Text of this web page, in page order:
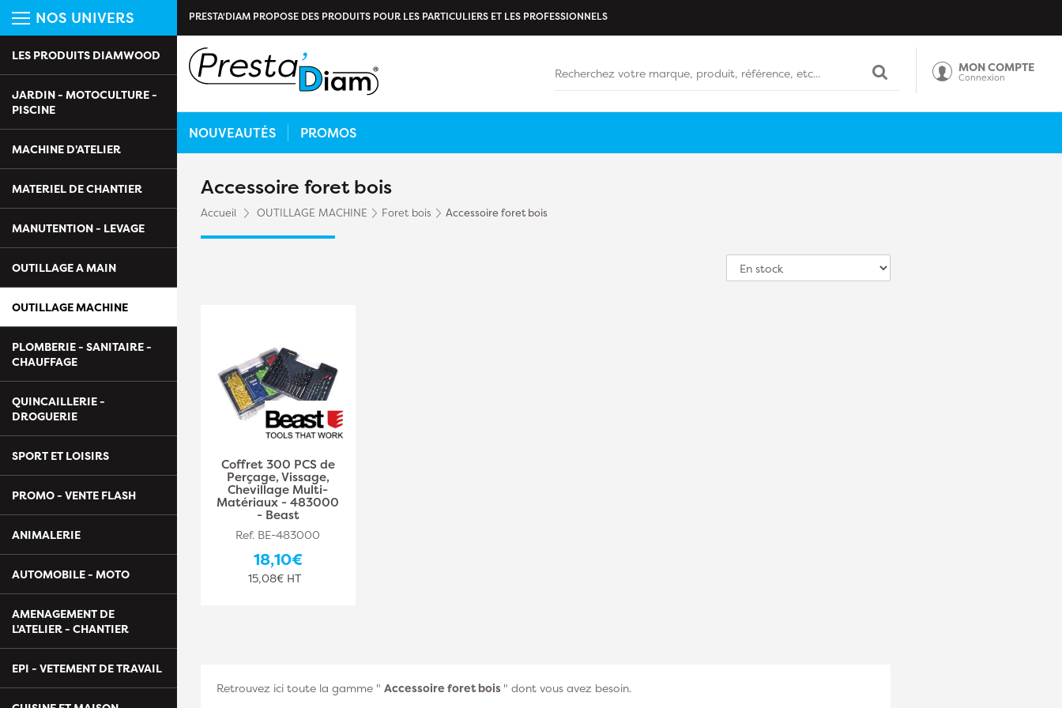
NOS UNIVERS
LES PRODUITS DIAMWOOD
JARDIN - MOTOCULTURE -
PISCINE
MACHINE D'ATELIER
MATERIEL DE CHANTIER
MANUTENTION - LEVAGE
OUTILLAGE A MAIN
OUTILLAGE MACHINE
PLOMBERIE - SANITAIRE -
CHAUFFAGE
QUINCAILLERIE -
DROGUERIE
SPORT ET LOISIRS
PROMO - VENTE FLASH
ANIMALERIE
AUTOMOBILE - MOTO
AMENAGEMENT DE
L'ATELIER - CHANTIER
EPI - VETEMENT DE TRAVAIL
PRESTA'DIAM PROPOSE DES PRODUITS POUR LES PARTICULIERS ET LES PROFESSIONNELS
MON COMPTE
Connexion
NOUVEAUTÉS PROMOS
Accessoire foret bois
Accueil OUTILLAGE MACHINE Foret bois Accessoire foret bois
Coffret 300 PCS de
Perçage, Vissage,
Chevillage Multi-
Matériaux - 483000
- Beast
Ref. BE-483000
18,10€
15,08€ HT
Retrouvez ici toute la gamme " Accessoire foret bois " dont vous avez besoin.